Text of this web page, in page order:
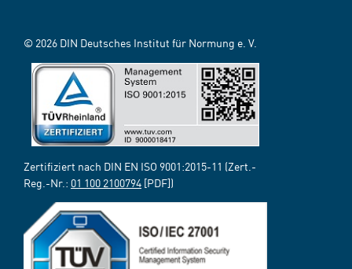
© 2026 DIN Deutsches Institut für Normung e. V.
Zertifiziert nach DIN EN ISO 9001:2015-11 (Zert.-
Reg.-Nr.: 01 100 2100794 [PDF])